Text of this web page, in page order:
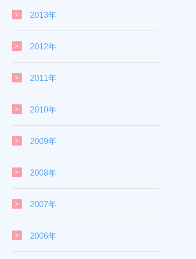
2013年
2012年
2011年
2010年
2009年
2008年
2007年
2006年